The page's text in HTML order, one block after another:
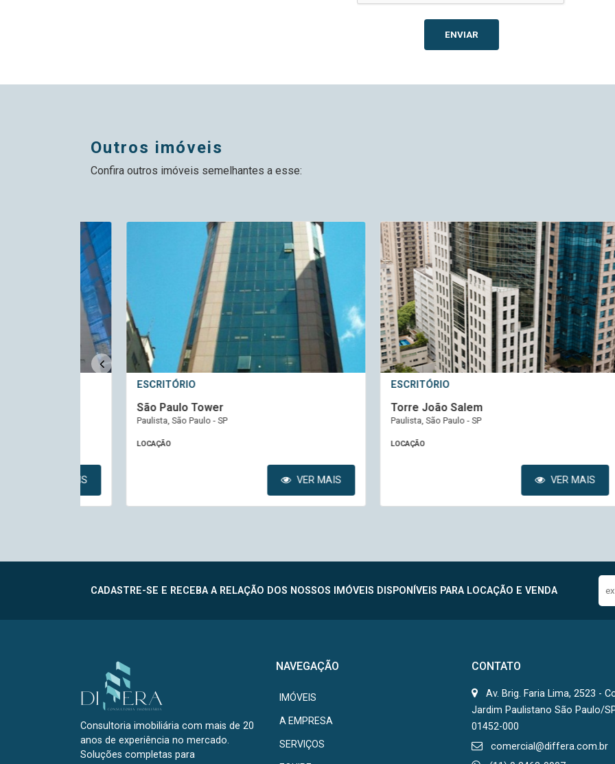
ENVIAR
outros imóveis
Confira outros imóveis semelhantes a esse:
ESCRITÓRIO
São Paulo Tower
Paulista, São Paulo - SP
VER MAIS
ESCRITÓRIO
Torre João Salem
Paulista, São Paulo - SP
VER MAIS
CADASTRE-SE E RECEBA A RELAÇÃO DOS NOSSOS IMÓVEIS DISPONÍVEIS PARA LOCAÇÃO E VENDA
Consultoria imobiliária com mais de 20
anos de experiência no mercado.
Soluções completas para
NAVEGAÇÃO
IMÓVEIS
A EMPRESA
SERVIÇOS
CONTATO
Av. Brig. Faria Lima, 2523 -
Jardim Paulistano São Paulo/
01452-000
comercial@differa.com.br